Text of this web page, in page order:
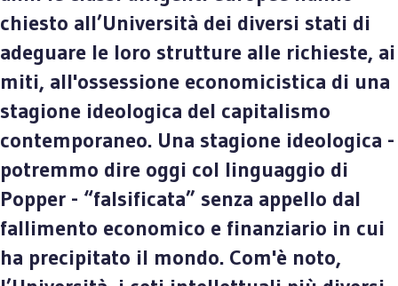
chiesto all’Università dei diversi stati di
adeguare le loro strutture alle richieste, ai
miti, all'ossessione economicistica di una
stagione ideologica del capitalismo
contemporaneo. Una stagione ideologica -
potremmo dire oggi col linguaggio di
Popper - “falsificata” senza appello dal
fallimento economico e finanziario in cui
ha precipitato il mondo. Com'è noto,